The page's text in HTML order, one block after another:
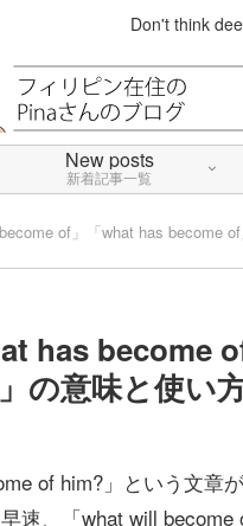
Don't think
New posts
新着記事一覧
become of」「what has become
has become
の意味と使い
of him?」という文章
、「what will become